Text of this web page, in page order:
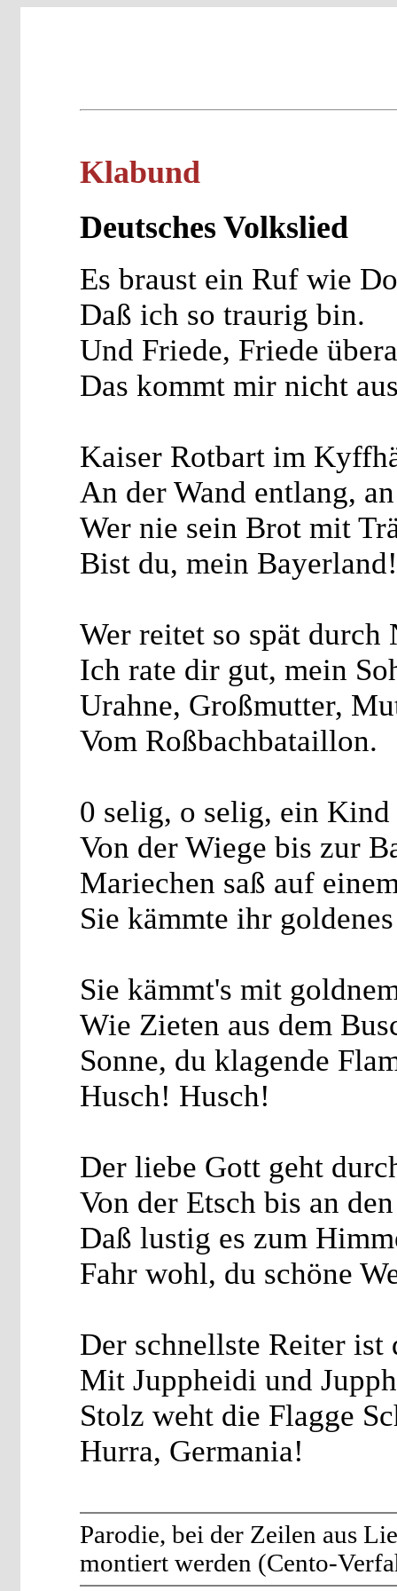
Klabund
Deutsches Volkslied
Es braust ein Ruf wie
Daß ich so traurig bin.
Und Friede, Friede
Das kommt mir nicht
Kaiser Rotbart im
An der Wand entlang,
Wer nie sein Brot mit
Bist du, mein Bayerland!
Wer reitet so spät durch
Ich rate dir gut, mein
Urahne, Großmutter,
Vom Roßbachbataillon.
0 selig, o selig, ein Kind
Von der Wiege bis zur
Mariechen saß auf
Sie kämmte ihr
Sie kämmt's mit
Wie Zieten aus dem
Sonne, du klagende
Husch! Husch!
Der liebe Gott geht
Von der Etsch bis an
Daß lustig es zum
Fahr wohl, du schöne
Der schnellste Reiter ist
Mit Juppheidi und
Stolz weht die Flagge
Hurra, Germania!
Parodie, bei der Zeilen aus
montiert werden (Cento-